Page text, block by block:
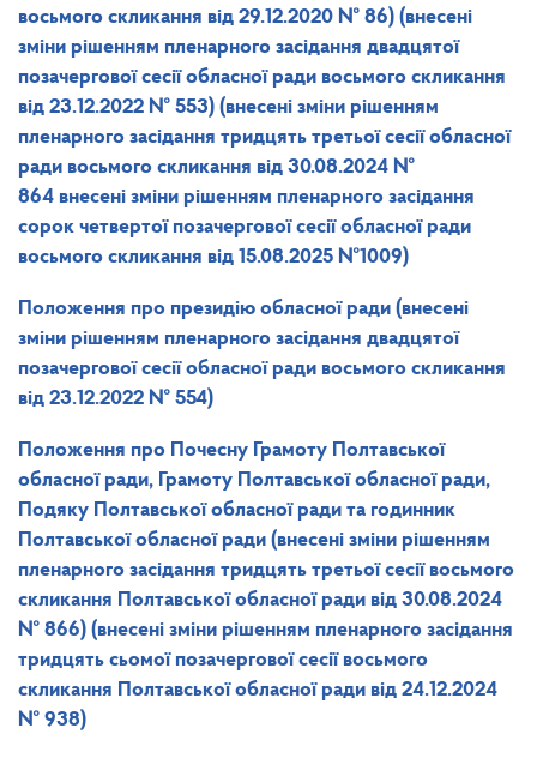
восьмого скликання від 29.12.2020 № 86) (внесені
зміни рішенням пленарного засідання двадцятої
позачергової сесії обласної ради восьмого скликання
від 23.12.2022 № 553) (внесені зміни рішенням
пленарного засідання тридцять третьої сесії обласної
ради восьмого скликання від 30.08.2024 №
864 внесені зміни рішенням пленарного засідання
сорок четвертої позачергової сесії обласної ради
восьмого скликання від 15.08.2025 №1009)
Положення про президію обласної ради (внесені
зміни рішенням пленарного засідання двадцятої
позачергової сесії обласної ради восьмого скликання
від 23.12.2022 № 554)
Положення про Почесну Грамоту Полтавської
обласної ради, Грамоту Полтавської обласної ради,
Подяку Полтавської обласної ради та годинник
Полтавської обласної ради (внесені зміни рішенням
пленарного засідання тридцять третьої сесії восьмого
скликання Полтавської обласної ради від 30.08.2024
№ 866) (внесені зміни рішенням пленарного засідання
тридцять сьомої позачергової сесії восьмого
скликання Полтавської обласної ради від 24.12.2024
№ 938)